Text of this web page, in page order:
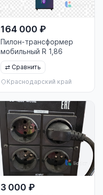
164 000 ₽
Пилон-трансформер
мобильный R 1,86
⇄ Сравнить
Краснодарский край
3 000 ₽